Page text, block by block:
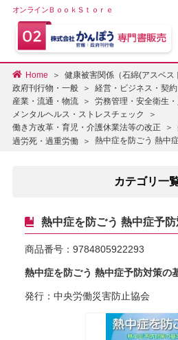
オンラインＢｏｏｋＳｔｏｒｅ
Home
健康被害関係（石綿(アスベス
政府刊行物・一般
経営・ビジネス・契
産業・流通・物流
労務管理・安全衛生
メンタルヘルス・ストレスチェック
働き方改革・育児・介護休業法等の改正
過労死・過重労働
熱中症を防ごう 熱中
カテゴリ一
熱中症を防ごう 熱中症予
商品番号： 9784805922293
熱中症を防ごう 熱中症予防対策の
発行：中央労働災害防止協会